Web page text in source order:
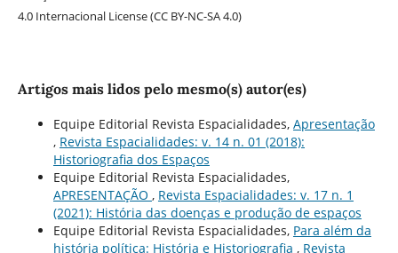
4.0 Internacional License (CC BY-NC-SA 4.0)
Artigos mais lidos pelo mesmo(s) autor(es)
Equipe Editorial Revista Espacialidades, Apresentação
, Revista Espacialidades: v. 14 n. 01 (2018):
Historiografia dos Espaços
Equipe Editorial Revista Espacialidades,
APRESENTAÇÃO , Revista Espacialidades: v. 17 n. 1
(2021): História das doenças e produção de espaços
Equipe Editorial Revista Espacialidades, Para além da
história política: História e Historiografia , Revista